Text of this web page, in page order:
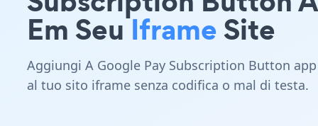
Em SeuIframeSite
Aggiungi A Google Pay Subscription Button app
al tuo sito iframe senza codifica o mal di testa.